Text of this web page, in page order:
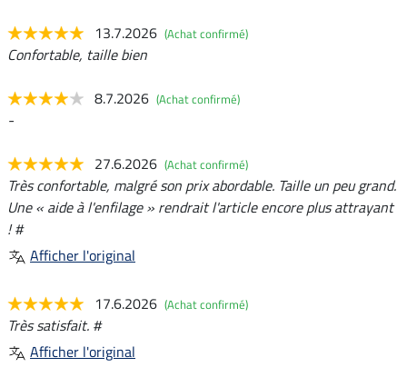
13.7.2026 (Achat confirmé)
Confortable, taille bien
8.7.2026 (Achat confirmé)
-
27.6.2026 (Achat confirmé)
Très confortable, malgré son prix abordable. Taille un peu grand.
Une « aide à l'enfilage » rendrait l'article encore plus attrayant
! #
Afficher l'original
17.6.2026 (Achat confirmé)
Très satisfait. #
Afficher l'original